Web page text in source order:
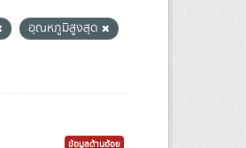
อุณหภูมิสูงสุด
ข้อมูลด้านอ้อย